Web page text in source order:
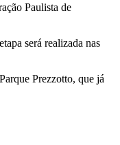
Paulista de
será realizada nas
Prezzotto, que já